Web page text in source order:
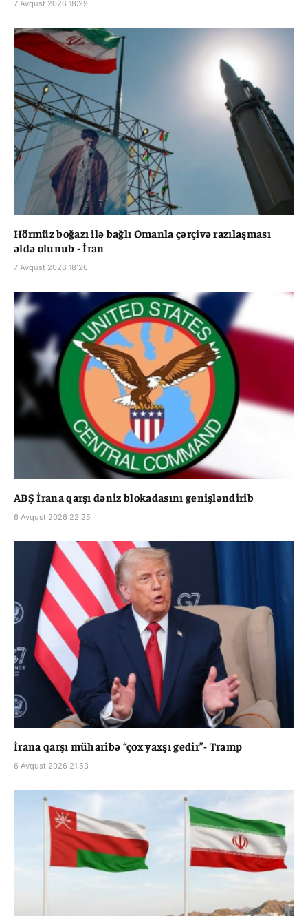
7 Avqust 2026 18:29
Hörmüz boğazı ilə bağlı Omanla çərçivə razılaşması
əldə olunub - İran
7 Avqust 2026 18:26
ABŞ İrana qarşı dəniz blokadasını genişləndirib
6 Avqust 2026 22:25
İrana qarşı müharibə “çox yaxşı gedir”- Tramp
6 Avqust 2026 21:53